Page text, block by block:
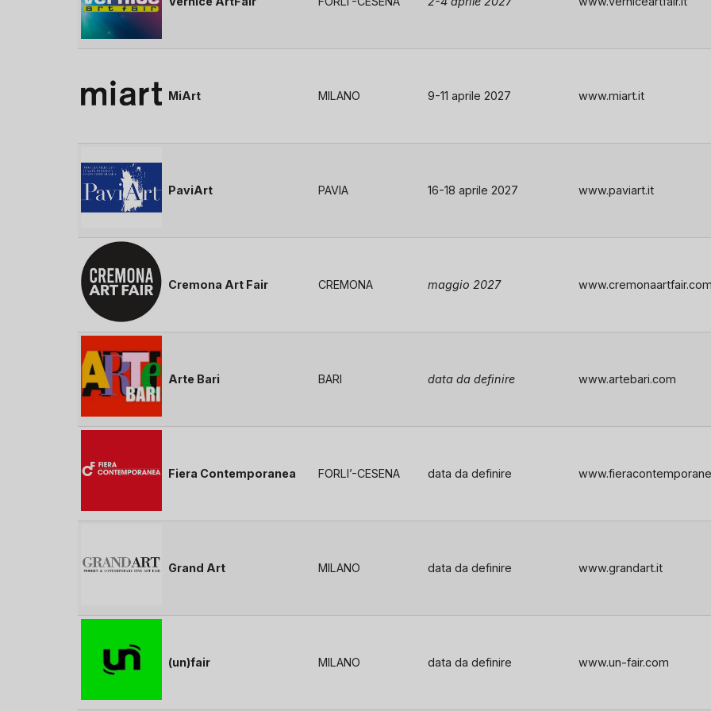
MiArt MILANO 9-11 aprile 2027 www.miart.it
PaviArt PAVIA 16-18 aprile 2027 www.paviart.it
Cremona Art Fair CREMONA maggio 2027
Arte Bari BARI data da definire www.artebari.com
Fiera Contemporanea FORLI’-CESENA data da definire
Grand Art MILANO data da definire www.grandart.it
(un)fair MILANO data da definire www.un-fair.com